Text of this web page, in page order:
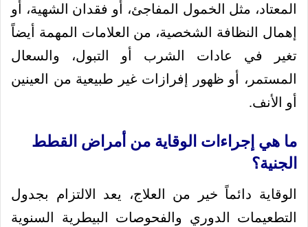
المعتاد، مثل الخمول المفاجئ، أو فقدان الشهية، أو
إهمال النظافة الشخصية، من العلامات المهمة أيضاً
تغير في عادات الشرب أو التبول، والسعال
المستمر، أو ظهور إفرازات غير طبيعية من العينين
أو الأنف.
ما هي إجراءات الوقاية من أمراض القطط
الجنية؟
الوقاية دائماً خير من العلاج، يعد الالتزام بجدول
التطعيمات الدوري والفحوصات البيطرية السنوية